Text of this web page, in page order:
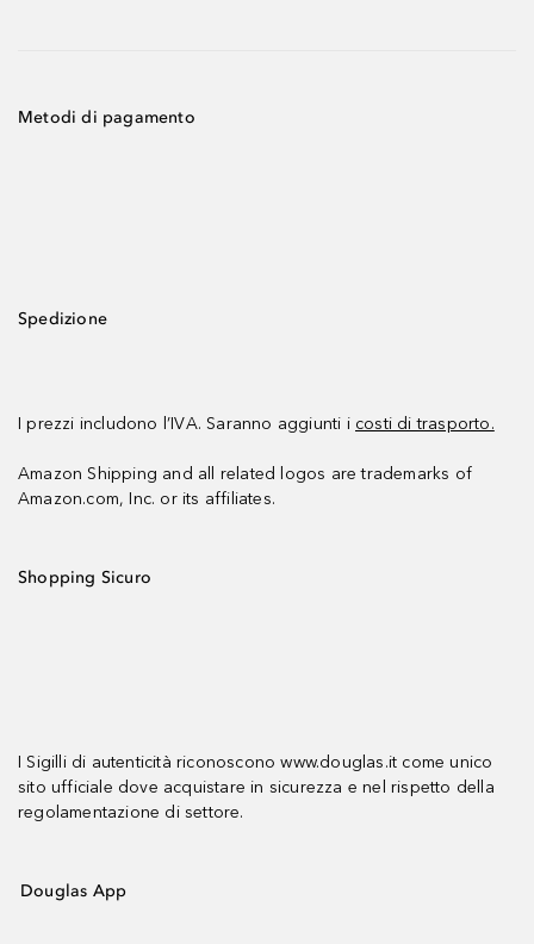
Metodi di pagamento
Spedizione
I prezzi includono l’IVA. Saranno aggiunti i costi di trasporto.
Amazon Shipping and all related logos are trademarks of
Amazon.com, Inc. or its affiliates.
Shopping Sicuro
I Sigilli di autenticità riconoscono www.douglas.it come unico
sito ufficiale dove acquistare in sicurezza e nel rispetto della
regolamentazione di settore.
Douglas App